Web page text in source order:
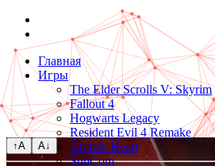
Главная
Игры
The Elder Scrolls V: Skyrim
Fallout 4
Hogwarts Legacy
Resident Evil 4 Remake
Atomic Heart
SupCom
↑A A↓